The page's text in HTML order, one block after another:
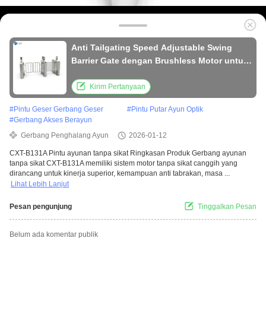
Anti Tailgating Speed Adjustable Swing
Barrier Gate dengan Brushless Motor untuk
Kirim Pertanyaan
#Pintu Geser Gerbang Geser #Pintu Putar Ayun Optik
#Gerbang Akses Berayun
Gerbang Penghalang Ayun
2026-01-12
CXT-B131A Pintu ayunan tanpa sikat Ringkasan Produk Gerbang ayunan
tanpa sikat CXT-B131A memiliki sistem motor tanpa sikat canggih yang
dirancang untuk kinerja superior, kemampuan anti tabrakan, masa ...
Lihat Lebih Lanjut
Pesan pengunjung Tinggalkan Pesan
Belum ada komentar publik